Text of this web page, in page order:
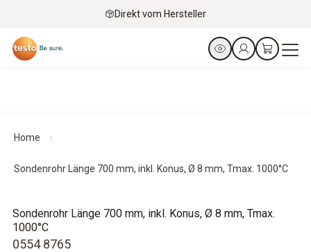
Direkt vom Hersteller
Home
Sondenrohr Länge 700 mm, inkl. Konus, Ø 8 mm, Tmax. 1000°C
0554 8765
Sondenrohr Länge 700 mm, inkl. Konus, Ø 8 mm, Tmax.
1000°C